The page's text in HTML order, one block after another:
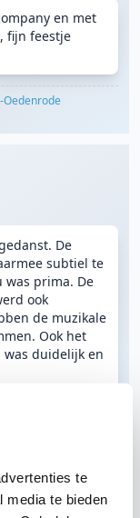
te
media te bieden
en met
fijn feestje
Oedenrode
De
subtiel te
was prima. De
ook
de muzikale
Ook het
was duidelijk en